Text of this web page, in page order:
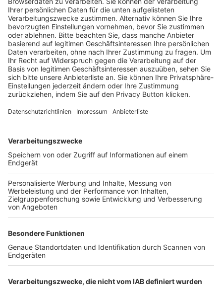
Trainerausbildung
Schulungsangebot Vereinsmitarbeiter
BFV-Geschäftsstellen
Trainerbörse
Login SpielPlus
FOLGE DEM BFV
TOP-VEREINE
TOP-PARTNER